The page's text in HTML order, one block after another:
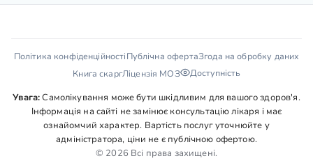
Політика конфіденційностіПублічна офертаЗгода на обробку даних
Книга скаргЛіцензія МОЗ Доступність
Увага:Самолікування може бути шкідливим для вашого здоров'я.
Інформація на сайті не замінює консультацію лікаря і має
ознайомчий характер. Вартість послуг уточнюйте у
адміністратора, ціни не є публічною офертою.
© 2026 Всі права захищені.